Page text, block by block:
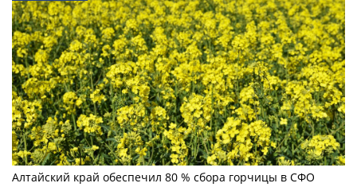
Алтайский край обеспечил 80 % сбора горчицы в СФО